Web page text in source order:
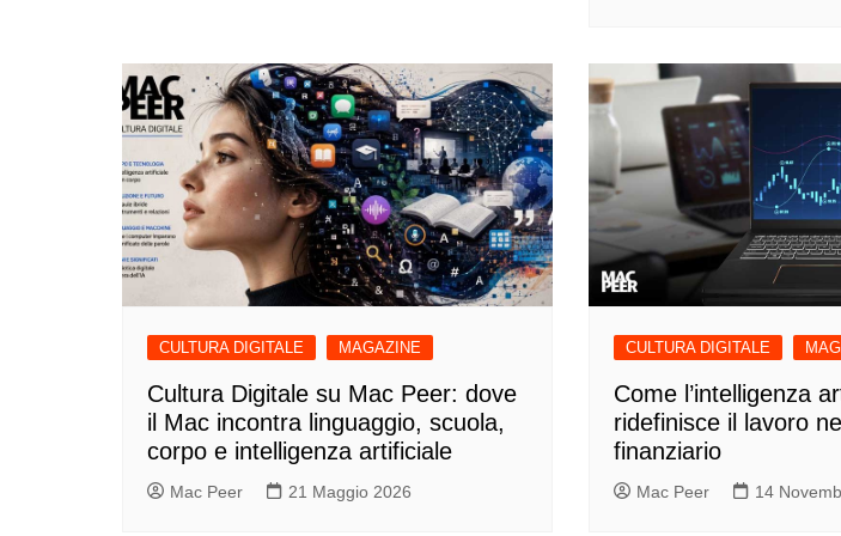
CULTURA DIGITALE MAGAZINE
Cultura Digitale su Mac Peer: dove
il Mac incontra linguaggio, scuola,
corpo e intelligenza artificiale
Mac Peer 21 Maggio 2026
CULTURA DIGITALE
Come l’intelligenza
ridefinisce il lavoro
finanziario
Mac Peer 14